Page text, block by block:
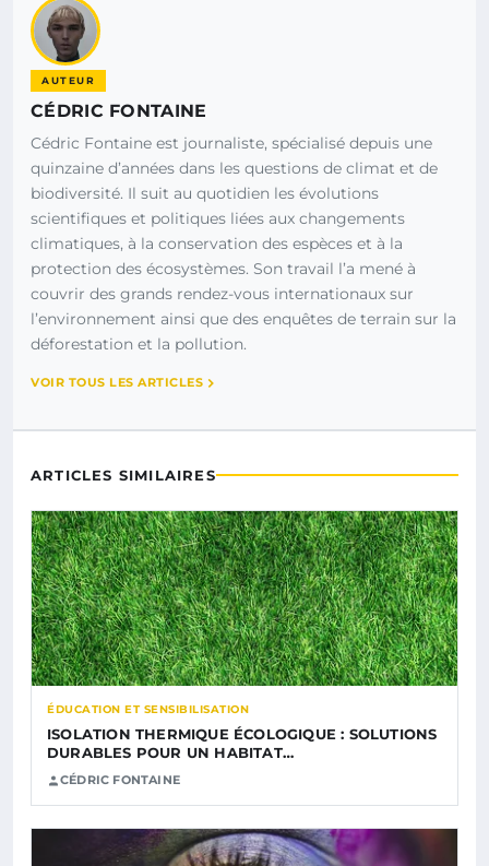
AUTEUR
CÉDRIC FONTAINE
Cédric Fontaine est journaliste, spécialisé depuis une
quinzaine d’années dans les questions de climat et de
biodiversité. Il suit au quotidien les évolutions
scientifiques et politiques liées aux changements
climatiques, à la conservation des espèces et à la
protection des écosystèmes. Son travail l’a mené à
couvrir des grands rendez-vous internationaux sur
l’environnement ainsi que des enquêtes de terrain sur la
déforestation et la pollution.
VOIR TOUS LES ARTICLES
ARTICLES SIMILAIRES
ÉDUCATION ET SENSIBILISATION
ISOLATION THERMIQUE ÉCOLOGIQUE : SOLUTIONS
DURABLES POUR UN HABITAT…
CÉDRIC FONTAINE